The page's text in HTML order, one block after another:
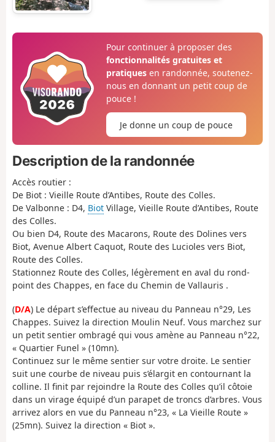
Pour continuer à proposer des
fonctionnalités gratuites et
pratiquesen randonnée, soutenez-
nous en donnant un petit coup de
pouce !
Je donne un coup de pouce
Description de la randonnée
Accès routier :
De Biot : Vieille Route d’Antibes, Route des Colles.
De Valbonne : D4, Biot Village, Vieille Route d’Antibes, Route
des Colles.
Ou bien D4, Route des Macarons, Route des Dolines vers
Biot, Avenue Albert Caquot, Route des Lucioles vers Biot,
Route des Colles.
Stationnez Route des Colles, légèrement en aval du rond-
point des Chappes, en face du Chemin de Vallauris .
(D/A) Le départ s’effectue au niveau du Panneau n°29, Les
Chappes. Suivez la direction Moulin Neuf. Vous marchez sur
un petit sentier ombragé qui vous amène au Panneau n°22,
« Quartier Funel » (10mn).
Continuez sur le même sentier sur votre droite. Le sentier
suit une courbe de niveau puis s’élargit en contournant la
colline. Il finit par rejoindre la Route des Colles qu’il côtoie
dans un virage équipé d’un parapet de troncs d’arbres. Vous
arrivez alors en vue du Panneau n°23, « La Vieille Route »
(25mn). Suivez la direction « Biot ».